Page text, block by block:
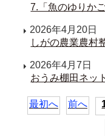
7.「魚のゆりか
2026年4月20日
しがの農業農村
2026年4月7日
おうみ棚田ネット
最初へ 前へ